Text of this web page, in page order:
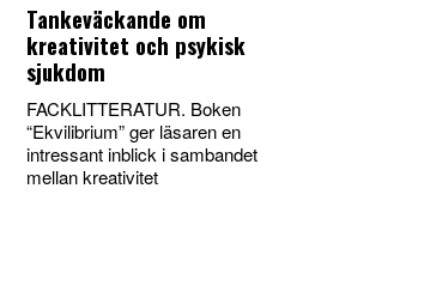
Tankeväckande om
kreativitet och psykisk
sjukdom
FACKLITTERATUR. Boken
“Ekvilibrium” ger läsaren en
intressant inblick i sambandet
mellan kreativitet